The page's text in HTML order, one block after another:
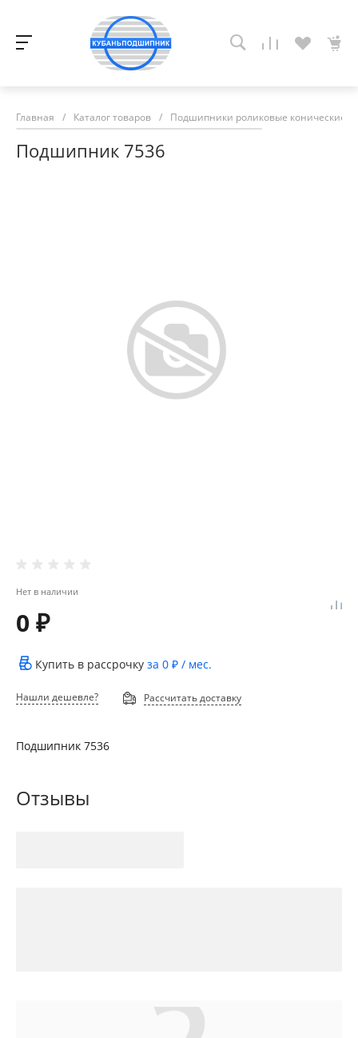
Главная / Каталог товаров / Подшипники роликовые конические
Подшипник 7536
Нет в наличии
0 ₽
Купить в рассрочку за 0 ₽ / мес.
Нашли дешевле? Рассчитать доставку
Подшипник 7536
Отзывы